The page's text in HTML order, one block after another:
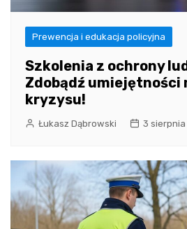
Prewencja i edukacja policyjna
Szkolenia z ochrony
Zdobądź umiejętności
kryzysu!
Łukasz Dąbrowski 3